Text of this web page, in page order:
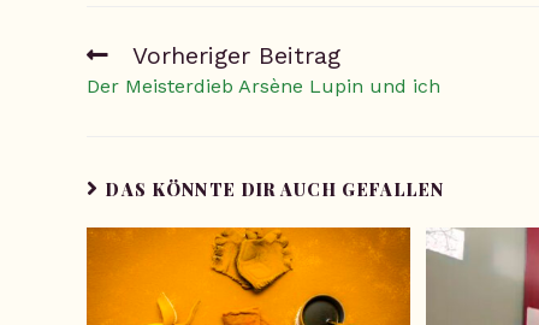
Vorheriger Beitrag
Der Meisterdieb Arsène Lupin und ich
DAS KÖNNTE DIR AUCH GEFALLEN